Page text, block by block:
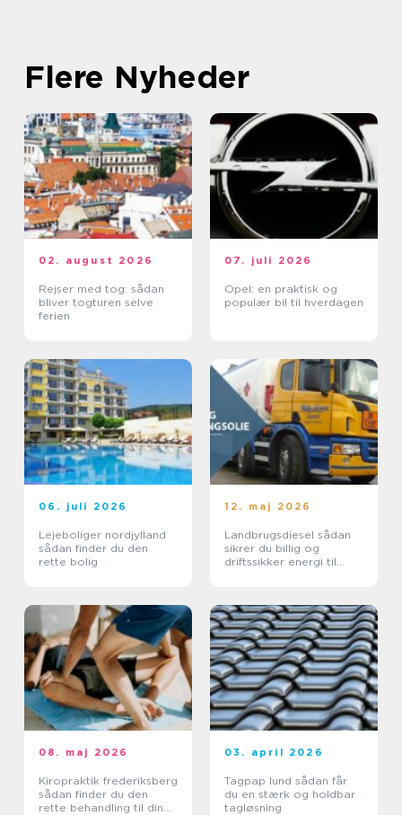
Flere Nyheder
02. august 2026
Rejser med tog: sådan
bliver togturen selve
ferien
07. juli 2026
Opel: en praktisk og
populær bil til hverdagen
06. juli 2026
Lejeboliger nordjylland
sådan finder du den
rette bolig
12. maj 2026
Landbrugsdiesel sådan
sikrer du billig og
driftssikker energi til
08. maj 2026
Kiropraktik frederiksberg
sådan finder du den
rette behandling til din
03. april 2026
Tagpap lund sådan får
du en stærk og holdbar
tagløsning